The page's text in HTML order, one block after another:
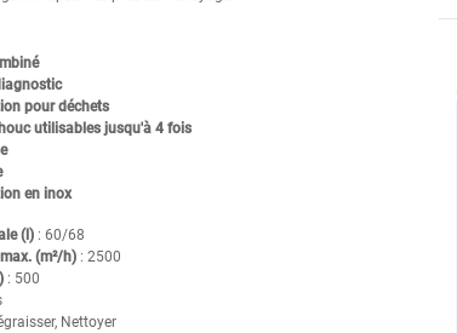
pour déchets
utilisables jusqu'à 4 fois
en inox
(l): 60/68
(m²/h): 2500
: 500
Nettoyer